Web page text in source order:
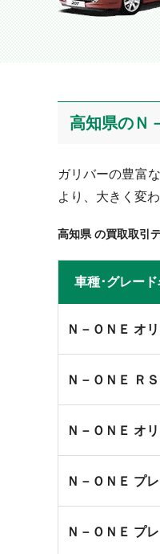
高知県のＮ
ガリバーの豊富
より、大きく変
高知県 の買取取引
⾞種･グレード
Ｎ－ＯＮＥ オ
Ｎ－ＯＮＥ ＲＳ
Ｎ－ＯＮＥ オ
Ｎ－ＯＮＥ プ
Ｎ－ＯＮＥ プ